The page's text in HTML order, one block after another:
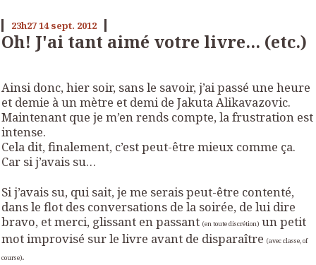
23h2714 sept. 2012
Oh! J'ai tant aimé votre livre... (etc.)
Ainsi donc, hier soir, sans le savoir, j’ai passé une heure
et demie à un mètre et demi de Jakuta Alikavazovic.
Maintenant que je m’en rends compte, la frustration est
intense.
Cela dit, finalement, c’est peut-être mieux comme ça.
Car si j’avais su…
Si j’avais su, qui sait, je me serais peut-être contenté,
dans le flot des conversations de la soirée, de lui dire
bravo, et merci, glissant en passant (en toute discrétion) un petit
mot improvisé sur le livre avant de disparaître (avec classe, of
course).